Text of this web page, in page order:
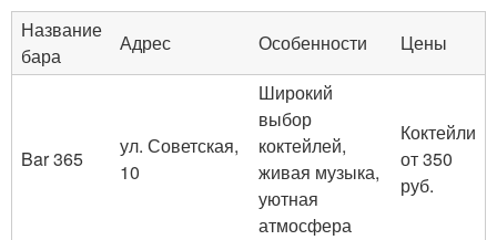
Название
бара
Адрес Особенности Цены
Bar 365
ул. Советская,
10
Широкий
выбор
коктейлей,
живая музыка,
уютная
атмосфера
Коктейли
от 350
руб.